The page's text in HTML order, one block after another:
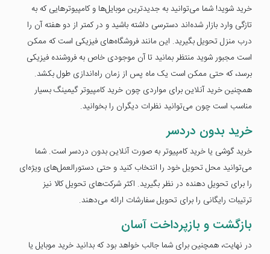
خرید شوید! شما می‌توانید به جدیدترین موبایل‌ها و کامپیوترهایی که به
تازگی وارد بازار شده‌اند دسترسی داشته باشید و در کمتر از دو هفته آن را
درب منزل تحویل بگیرید. این مانند فروشگاه‌های فیزیکی است که ممکن
است مجبور شوید منتظر بمانید تا آن موجودی خاص به فروشنده فیزیکی
برسد، که حتی ممکن است یک ماه پس از زمان راه‌اندازی طول بکشد.
همچنین خرید آنلاین برای مواردی چون خرید کامپیوتر گیمینگ بسیار
مناسب است چون می‌توانید نظرات دیگران را بخوانید.
خرید بدون دردسر
خرید گوشی یا خرید کامپیوتر به صورت آنلاین بدون دردسر است. شما
می‌توانید محل تحویل خود را انتخاب کنید و حتی دستورالعمل‌های ویژه‌ای
را برای تحویل دهنده در نظر بگیرید. اکثر شرکت‌های تحویل کالا نیز
ترتیبات رایگانی را برای تحویل سفارشات ارائه می‌دهند.
بازگشت و بازپرداخت آسان
در نهایت، همچنین برای شما جالب خواهد بود که بدانید خرید موبایل یا